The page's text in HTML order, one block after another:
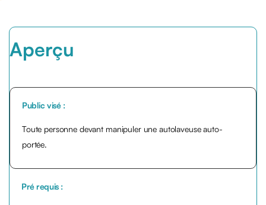
Aperçu
Public visé :
Toute personne devant manipuler une autolaveuse auto-
portée.
Pré requis :